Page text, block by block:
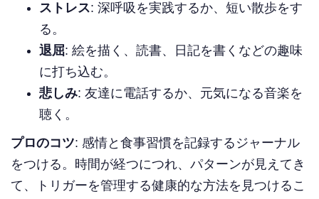
ストレス: 深呼吸を実践するか、短い散歩をす
る。
退屈: 絵を描く、読書、日記を書くなどの趣味
に打ち込む。
悲しみ: 友達に電話するか、元気になる音楽を
聴く。
プロのコツ: 感情と食事習慣を記録するジャーナル
をつける。時間が経つにつれ、パターンが見えてき
て、トリガーを管理する健康的な方法を見つけるこ